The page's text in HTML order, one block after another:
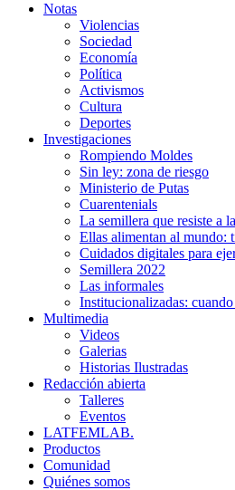
Notas
Violencias
Sociedad
Economía
Política
Activismos
Cultura
Deportes
Investigaciones
Rompiendo Moldes
Sin ley: zona de riesgo
Ministerio de Putas
Cuarentenials
La semillera que resiste a
Ellas alimentan al mundo:
Cuidados digitales para
Semillera 2022
Las informales
Institucionalizadas:
Multimedia
Videos
Galerias
Historias Ilustradas
Redacción abierta
Talleres
Eventos
LATFEMLAB.
Productos
Comunidad
Quiénes somos